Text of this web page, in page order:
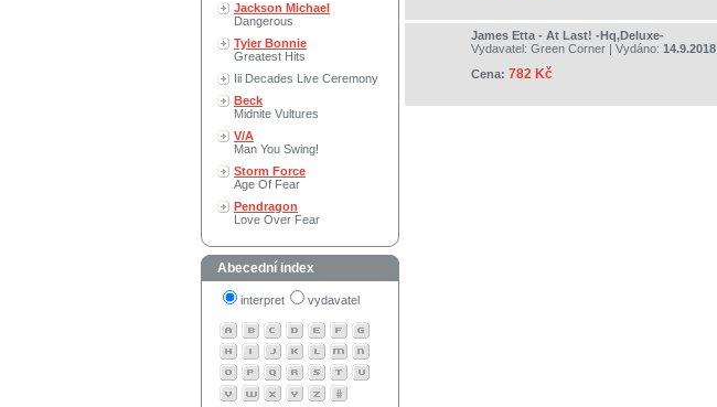
Jackson Michael
Dangerous
Tyler Bonnie
Greatest Hits
Iii Decades Live Ceremony
Beck
Midnite Vultures
V/A
Man You Swing!
Storm Force
Age Of Fear
Pendragon
Love Over Fear
Abecední index
interpret vydavatel
James Etta - At Last! -Hq,Deluxe-
Vydavatel: Green Corner | Vydáno: 14.9.2018
Cena: 782 Kč